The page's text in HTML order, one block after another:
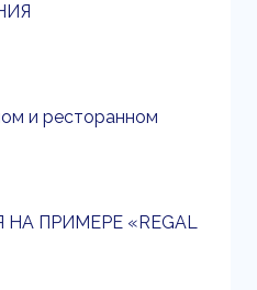
и ресторанном
ПРИМЕРЕ «REGAL